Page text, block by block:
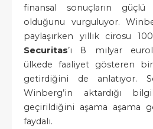
finansal sonuçların güçlü
olduğunu vurguluyor.
paylaşırken yıllık cirosu
Securitas’ı 8 milyar
ülkede faaliyet gösteren
getirdiğini de anlatıyor.
Winberg’in aktardığı
geçirildiğini aşama aşama
faydalı.